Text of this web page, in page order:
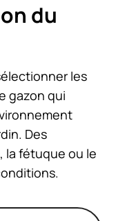
du
les
gazon qui
Des
la fétuque ou le